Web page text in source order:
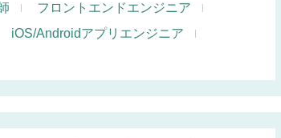
フロントエンドエンジニア
iOS/Androidアプリエンジニア